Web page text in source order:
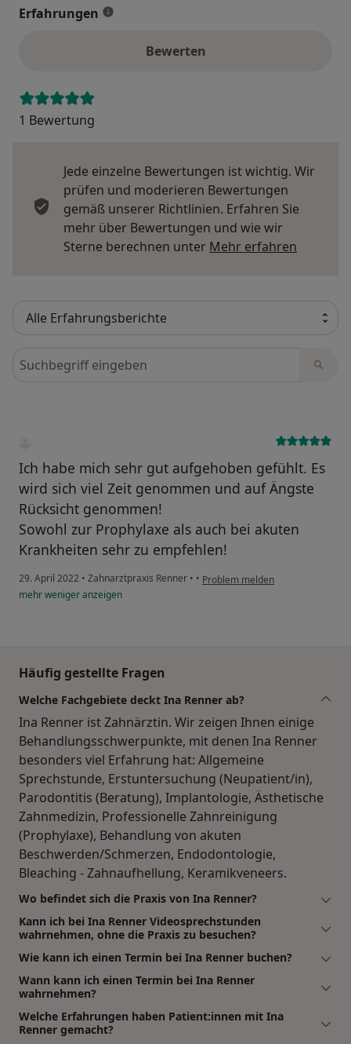
Erfahrungen
Bewerten
1 Bewertung
Jede einzelne Bewertungen ist wichtig. Wir
prüfen und moderieren Bewertungen
gemäß unserer Richtlinien. Erfahren Sie
mehr über Bewertungen und wie wir
Sterne berechnen unter Mehr erfahren
Bewertungen durchsuchen
Ich habe mich sehr gut aufgehoben gefühlt. Es
wird sich viel Zeit genommen und auf Ängste
Rücksicht genommen!
Sowohl zur Prophylaxe als auch bei akuten
Krankheiten sehr zu empfehlen!
29. April 2022 • Zahnarztpraxis Renner • • Problem melden
mehrwenigeranzeigen
Häufig gestellte Fragen
Welche Fachgebiete deckt Ina Renner ab?
Ina Renner ist Zahnärztin. Wir zeigen Ihnen einige
Behandlungsschwerpunkte, mit denen Ina Renner
besonders viel Erfahrung hat: Allgemeine
Sprechstunde, Erstuntersuchung (Neupatient/in),
Parodontitis (Beratung), Implantologie, Ästhetische
Zahnmedizin, Professionelle Zahnreinigung
(Prophylaxe), Behandlung von akuten
Beschwerden/Schmerzen, Endodontologie,
Bleaching - Zahnaufhellung, Keramikveneers.
Wo befindet sich die Praxis von Ina Renner?
Kann ich bei Ina Renner Videosprechstunden
wahrnehmen, ohne die Praxis zu besuchen?
Wie kann ich einen Termin bei Ina Renner buchen?
Wann kann ich einen Termin bei Ina Renner
wahrnehmen?
Welche Erfahrungen haben Patient:innen mit Ina
Renner gemacht?